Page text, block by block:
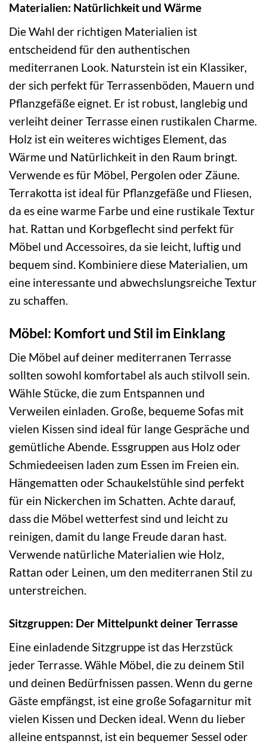
Materialien: Natürlichkeit und Wärme
Die Wahl der richtigen Materialien ist
entscheidend für den authentischen
mediterranen Look. Naturstein ist ein Klassiker,
der sich perfekt für Terrassenböden, Mauern und
Pflanzgefäße eignet. Er ist robust, langlebig und
verleiht deiner Terrasse einen rustikalen Charme.
Holz ist ein weiteres wichtiges Element, das
Wärme und Natürlichkeit in den Raum bringt.
Verwende es für Möbel, Pergolen oder Zäune.
Terrakotta ist ideal für Pflanzgefäße und Fliesen,
da es eine warme Farbe und eine rustikale Textur
hat. Rattan und Korbgeflecht sind perfekt für
Möbel und Accessoires, da sie leicht, luftig und
bequem sind. Kombiniere diese Materialien, um
eine interessante und abwechslungsreiche Textur
zu schaffen.
Möbel: Komfort und Stil im Einklang
Die Möbel auf deiner mediterranen Terrasse
sollten sowohl komfortabel als auch stilvoll sein.
Wähle Stücke, die zum Entspannen und
Verweilen einladen. Große, bequeme Sofas mit
vielen Kissen sind ideal für lange Gespräche und
gemütliche Abende. Essgruppen aus Holz oder
Schmiedeeisen laden zum Essen im Freien ein.
Hängematten oder Schaukelstühle sind perfekt
für ein Nickerchen im Schatten. Achte darauf,
dass die Möbel wetterfest sind und leicht zu
reinigen, damit du lange Freude daran hast.
Verwende natürliche Materialien wie Holz,
Rattan oder Leinen, um den mediterranen Stil zu
unterstreichen.
Sitzgruppen: Der Mittelpunkt deiner Terrasse
Eine einladende Sitzgruppe ist das Herzstück
jeder Terrasse. Wähle Möbel, die zu deinem Stil
und deinen Bedürfnissen passen. Wenn du gerne
Gäste empfängst, ist eine große Sofagarnitur mit
vielen Kissen und Decken ideal. Wenn du lieber
alleine entspannst, ist ein bequemer Sessel oder